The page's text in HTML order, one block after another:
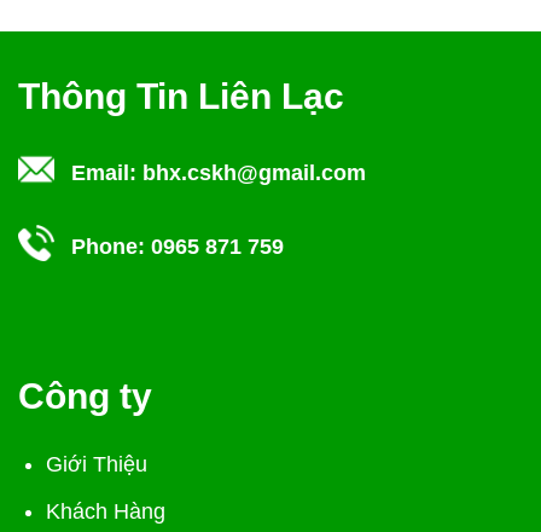
Thông Tin Liên Lạc
Email: bhx.cskh@gmail.com
Phone: 0965 871 759
Công ty
Giới Thiệu
Khách Hàng